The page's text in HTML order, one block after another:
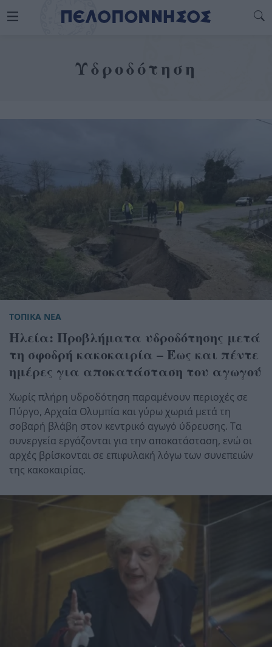
Υδροδότηση
ΤΟΠΙΚΑ ΝΕΑ
Ηλεία: Προβλήματα υδροδότησης μετά
τη σφοδρή κακοκαιρία – Έως και πέντε
ημέρες για αποκατάσταση του αγωγού
Χωρίς πλήρη υδροδότηση παραμένουν περιοχές σε
Πύργο, Αρχαία Ολυμπία και γύρω χωριά μετά τη
σοβαρή βλάβη στον κεντρικό αγωγό ύδρευσης. Τα
συνεργεία εργάζονται για την αποκατάσταση, ενώ οι
αρχές βρίσκονται σε επιφυλακή λόγω των συνεπειών
της κακοκαιρίας.